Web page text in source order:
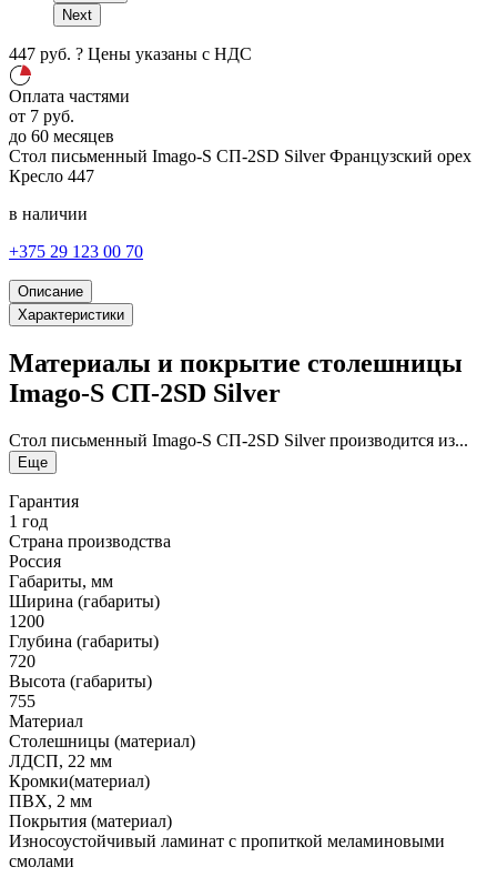
Next
447 руб. ? Цены указаны с НДС
Оплата частями
от 7 руб.
до 60 месяцев
Стол письменный Imago-S СП-2SD Silver Французский орех
Кресло 447
в наличии
+375 29 123 00 70
Описание
Характеристики
Материалы и покрытие столешницы
Imago-S СП-2SD Silver
Стол письменный Imago-S СП-2SD Silver производится из...
Еще
Гарантия
1 год
Страна производства
Россия
Габариты, мм
Ширина (габариты)
1200
Глубина (габариты)
720
Высота (габариты)
755
Материал
Столешницы (материал)
ЛДСП, 22 мм
Кромки(материал)
ПВХ, 2 мм
Покрытия (материал)
Износоустойчивый ламинат с пропиткой меламиновыми
смолами